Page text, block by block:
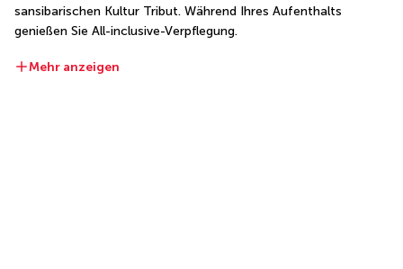
sansibarischen Kultur Tribut. Während Ihres Aufenthalts
genießen Sie All-inclusive-Verpflegung.
Mehr anzeigen